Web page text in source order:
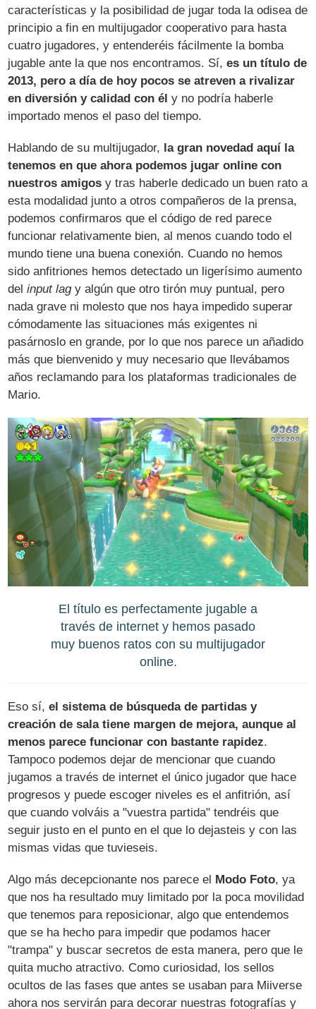
características y la posibilidad de jugar toda la odisea de
principio a fin en multijugador cooperativo para hasta
cuatro jugadores, y entenderéis fácilmente la bomba
jugable ante la que nos encontramos. Sí,es un título de
2013, pero a día de hoy pocos se atreven a rivalizar
en diversión y calidad con él y no podría haberle
importado menos el paso del tiempo.
Hablando de su multijugador, la gran novedad aquí la
tenemos en que ahora podemos jugar online con
nuestros amigos y tras haberle dedicado un buen rato a
esta modalidad junto a otros compañeros de la prensa,
podemos confirmaros que el código de red parece
funcionar relativamente bien, al menos cuando todo el
mundo tiene una buena conexión. Cuando no hemos
sido anfitriones hemos detectado un ligerísimo aumento
delinput lagy algún que otro tirón muy puntual, pero
nada grave ni molesto que nos haya impedido superar
cómodamente las situaciones más exigentes ni
pasárnoslo en grande, por lo que nos parece un añadido
más que bienvenido y muy necesario que llevábamos
años reclamando para los plataformas tradicionales de
Mario.
El título es perfectamente jugable a
través de internet y hemos pasado
muy buenos ratos con su multijugador
online.
Eso sí,el sistema de búsqueda de partidas y
creación de sala tiene margen de mejora, aunque al
menos parece funcionar con bastante rapidez.
Tampoco podemos dejar de mencionar que cuando
jugamos a través de internet el único jugador que hace
progresos y puede escoger niveles es el anfitrión, así
que cuando volváis a "vuestra partida" tendréis que
seguir justo en el punto en el que lo dejasteis y con las
mismas vidas que tuvieseis.
Algo más decepcionante nos parece el Modo Foto, ya
que nos ha resultado muy limitado por la poca movilidad
que tenemos para reposicionar, algo que entendemos
que se ha hecho para impedir que podamos hacer
"trampa" y buscar secretos de esta manera, pero que le
quita mucho atractivo. Como curiosidad, los sellos
ocultos de las fases que antes se usaban para Miiverse
ahora nos servirán para decorar nuestras fotografías y